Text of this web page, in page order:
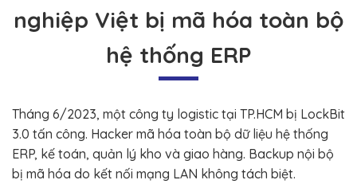
nghiệp Việt bị mã hóa toàn bộ
hệ thống ERP
Tháng 6/2023, một công ty logistic tại TP.HCM bị LockBit
3.0 tấn công. Hacker mã hóa toàn bộ dữ liệu hệ thống
ERP, kế toán, quản lý kho và giao hàng. Backup nội bộ
bị mã hóa do kết nối mạng LAN không tách biệt.